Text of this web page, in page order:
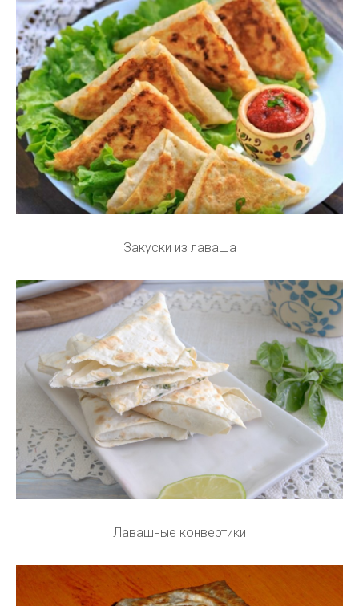
Закуски из лаваша
Лавашные конвертики